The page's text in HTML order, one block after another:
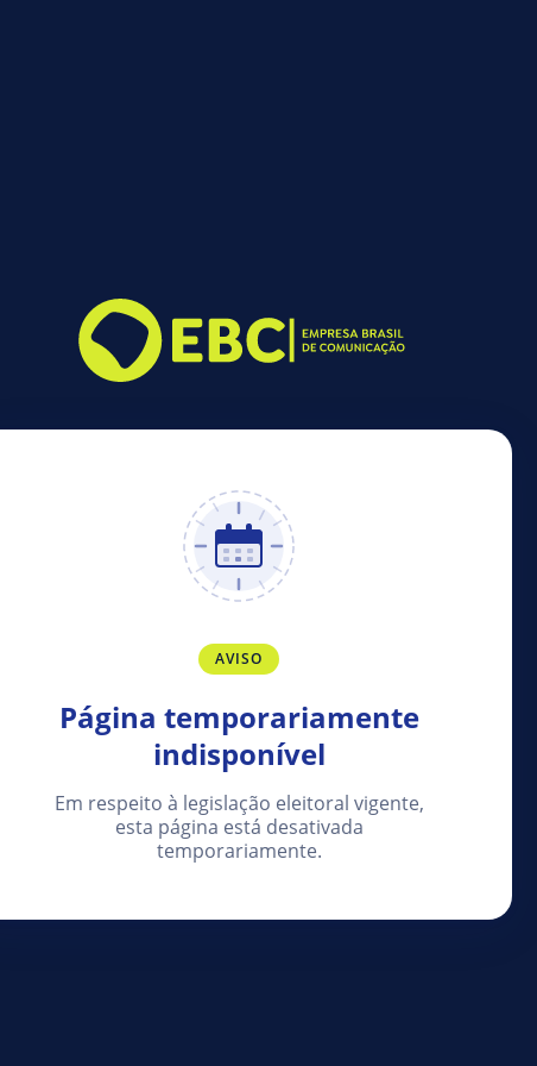
AVISO
Página temporariamente
indisponível
Em respeito à legislação eleitoral vigente,
esta página está desativada
temporariamente.